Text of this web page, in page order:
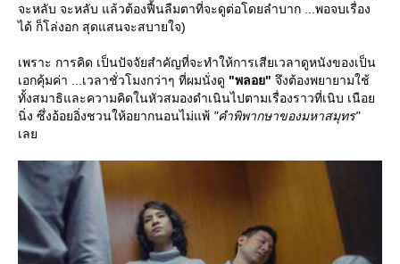
จะหลับ จะหลับ แล้วต้องฟื้นลืมตาที่จะดูต่อโดยลำบาก ...พอจบเรื่อง
ได้ ก็โล่งอก สุดแสนจะสบายใจ)
เพราะ การคิด เป็นปัจจัยสำคัญที่จะทำให้การเสียเวลาดูหนังของเป็น
เอกคุ้มค่า ...เวลาชั่วโมงกว่าๆ ที่ผมนั่งดู "พลอย" จึงต้องพยายามใช้
ทั้งสมาธิและความคิดในหัวสมองดำเนินไปตามเรื่องราวที่เนิบ เนือ
นิ่ง ซึ่งอ้อยอิ่งชวนให้อยากนอนไม่แพ้ "คำพิพากษาของมหาสมุทร"
เล